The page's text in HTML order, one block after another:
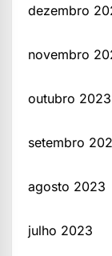
dezembro
novembro
outubro 2023
setembro
agosto 2023
julho 2023